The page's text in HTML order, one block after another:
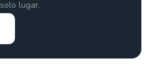
solo lugar.